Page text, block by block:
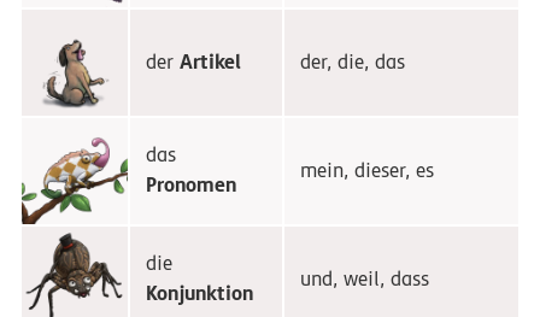
der Artikel der, die, das
das
Pronomen
mein, dieser, es
die
Konjunktion
und, weil, dass